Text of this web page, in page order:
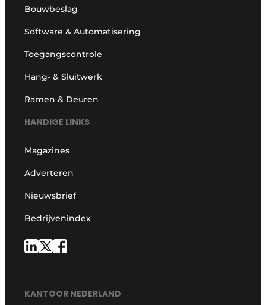
Bouwbeslag
Software & Automatisering
Toegangscontrole
Hang- & Sluitwerk
Ramen & Deuren
HANDIGE LINKS
Magazines
Adverteren
Nieuwsbrief
Bedrijvenindex
KANTOOR NEDERLAND